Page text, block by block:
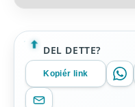
DEL DETTE?
Kopiér link